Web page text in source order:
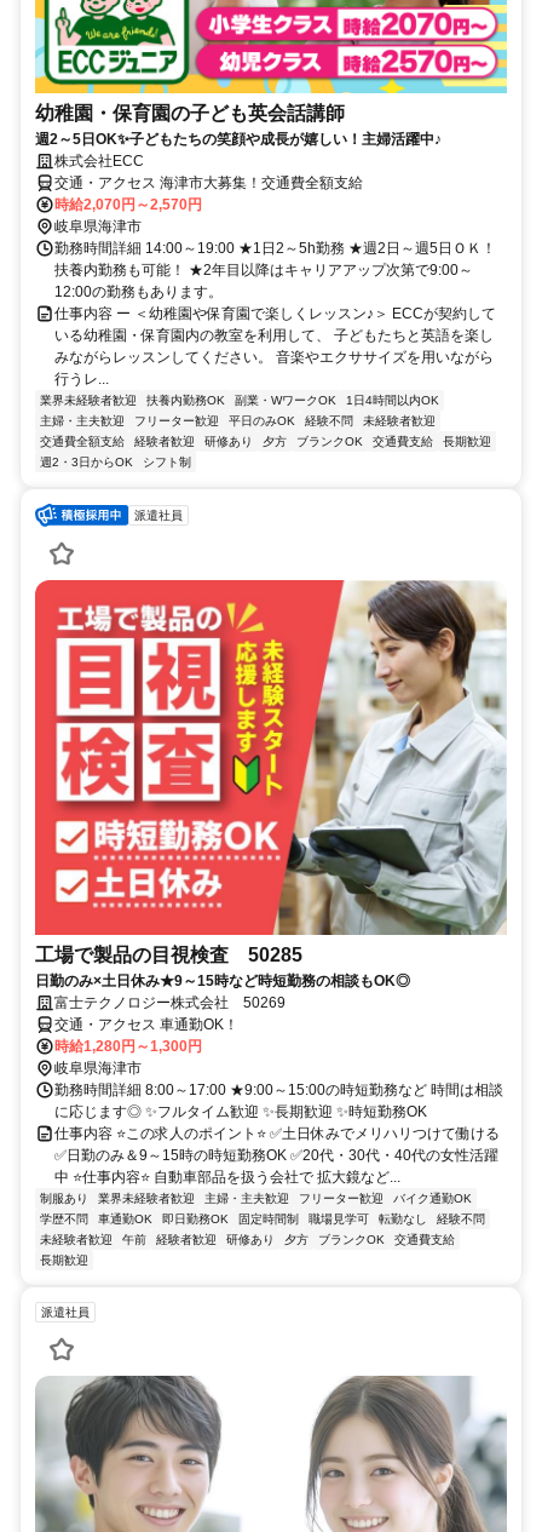
幼稚園・保育園の子ども英会話講師
週2～5日OK✨子どもたちの笑顔や成長が嬉しい！主婦活躍中♪
株式会社ECC
交通・アクセス 海津市大募集！交通費全額支給
時給2,070円～2,570円
岐阜県海津市
勤務時間詳細 14:00～19:00 ★1日2～5h勤務 ★週2日～週5日ＯＫ！
扶養内勤務も可能！ ★2年目以降はキャリアアップ次第で9:00～
12:00の勤務もあります。
仕事内容 ー ＜幼稚園や保育園で楽しくレッスン♪＞ ECCが契約して
いる幼稚園・保育園内の教室を利用して、 子どもたちと英語を楽し
みながらレッスンしてください。 音楽やエクササイズを用いながら
行うレ...
業界未経験者歓迎 扶養内勤務OK 副業・WワークOK
1日4時間以内OK
主婦・主夫歓迎
フリーター歓迎 平日のみOK 経験不問
未経験者歓迎
交通費全額支給
経験者歓迎 研修あり 夕方 ブランクOK 交通費支給
長期歓迎
週2・3日からOK
シフト制
派遣社員
工場で製品の目視検査 50285
日勤のみ×土日休み★9～15時など時短勤務の相談もOK◎
富士テクノロジー株式会社 50269
交通・アクセス 車通勤OK！
時給1,280円～1,300円
岐阜県海津市
勤務時間詳細 8:00～17:00 ★9:00～15:00の時短勤務など 時間は相談
に応じます◎ ✨フルタイム歓迎 ✨長期歓迎 ✨時短勤務OK
仕事内容 ⭐この求人のポイント⭐ ✅土日休みでメリハリつけて働ける
✅日勤のみ＆9～15時の時短勤務OK ✅20代・30代・40代の女性活躍
中 ⭐仕事内容⭐ 自動車部品を扱う会社で 拡大鏡など...
制服あり 業界未経験者歓迎 主婦・主夫歓迎 フリーター歓迎
バイク通勤OK
学歴不問
車通勤OK 即日勤務OK 固定時間制 職場見学可 転勤なし
経験不問
未経験者歓迎
午前 経験者歓迎 研修あり 夕方 ブランクOK
交通費支給
長期歓迎
派遣社員